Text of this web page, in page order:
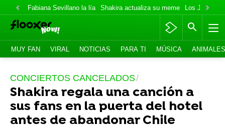
Fabiana Sevillano la lía Shakira actualiza su meme Los Jonas
MUY FAN VIRAL NOTICIAS PARA TI MÚSICA ANIMALES
CONCIERTOS CANCELADOS
Shakira regala una canción a
sus fans en la puerta del hotel
antes de abandonar Chile